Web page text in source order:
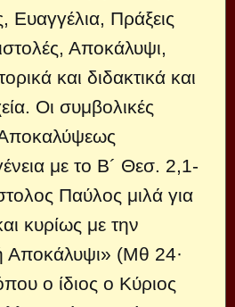
Ευαγγέλια, Πράξεις
Αποκάλυψι,
και διδακτικά και
Οι συμβολικές
με το Β´ Θεσ. 2,1-
Παύλος μιλά για
κυρίως με την
Αποκάλυψι» (Μθ 24·
ο ίδιος ο Κύριος